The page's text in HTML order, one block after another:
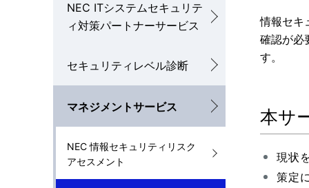
位
カ
ナ
ビ
ー
シ
NEC ITシステムセキュリテ
ィ対策パートナーサービス
セキュリティレベル診断
マネジメントサービス
NEC 情報セキュリティリスク
アセスメント
情報セキ
確認が必
す。
本サ
現状
策定